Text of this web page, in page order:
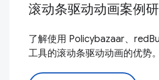
滚动条驱动动画案例
了解使用 Policybazaar、
工具的滚动条驱动动画的优势。